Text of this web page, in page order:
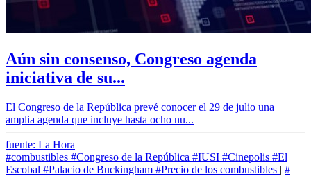
Aún sin consenso, Congreso agenda
iniciativa de su...
El Congreso de la República prevé conocer el 29 de julio una
amplia agenda que incluye hasta ocho nu...
fuente: La Hora
#combustibles #Congreso de la República #IUSI #Cinepolis #El
Escobal #Palacio de Buckingham #Precio de los combustibles | #